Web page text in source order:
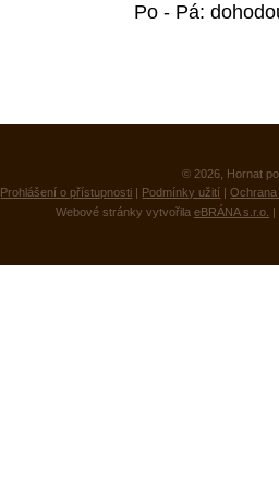
Po - Pá:
© 2026, Hornat
Prohlášení o přístupnosti | Podmínky užití |
Webové stránky vytvořila eBRÁNA s.r.o. |